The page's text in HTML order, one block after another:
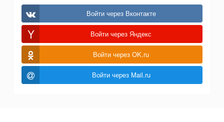
Войти через Вконтакте
Войти через Яндекс
Войти через OK.ru
Войти через Mail.ru